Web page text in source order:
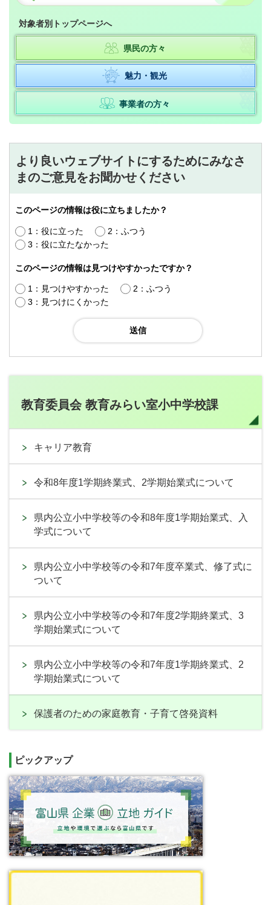
対象者別トップページへ
県民の方々
魅力・観光
事業者の方々
より良いウェブサイトにするためにみなさ
まのご意見をお聞かせください
このページの情報は役に立ちましたか？
1：役に立った
2：ふつう
3：役に立たなかった
このページの情報は見つけやすかったですか？
1：見つけやすかった
2：ふつう
3：見つけにくかった
教育委員会 教育みらい室小中学校課
キャリア教育
令和8年度1学期終業式、2学期始業式について
県内公立小中学校等の令和8年度1学期始業式、入
学式について
県内公立小中学校等の令和7年度卒業式、修了式に
ついて
県内公立小中学校等の令和7年度2学期終業式、3
学期始業式について
県内公立小中学校等の令和7年度1学期終業式、2
学期始業式について
保護者のための家庭教育・子育て啓発資料
ピックアップ